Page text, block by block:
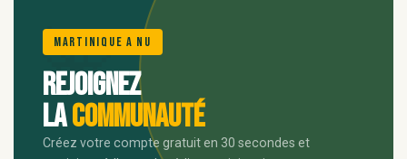
🌺
Martinique A Nu
Rejoignez
lacommunauté
Créez votre compte gratuit en 30 secondes et